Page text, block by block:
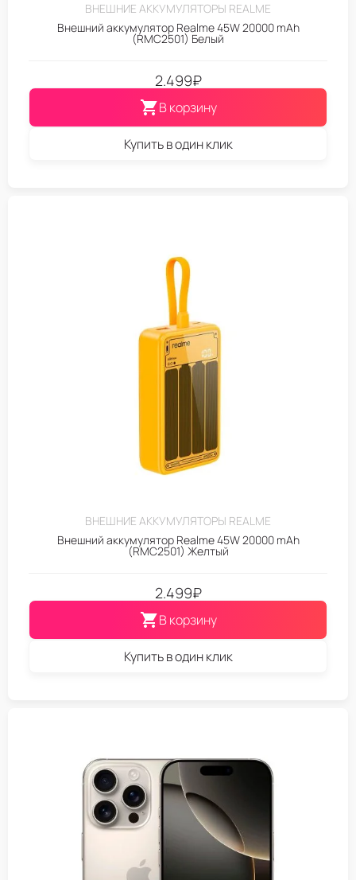
ВНЕШНИЕ АККУМУЛЯТОРЫ REALME
Внешний аккумулятор Realme 45W 20000 mAh
(RMC2501) Белый
2.499₽
В корзину
Купить в один клик
ВНЕШНИЕ АККУМУЛЯТОРЫ REALME
Внешний аккумулятор Realme 45W 20000 mAh
(RMC2501) Желтый
2.499₽
В корзину
Купить в один клик